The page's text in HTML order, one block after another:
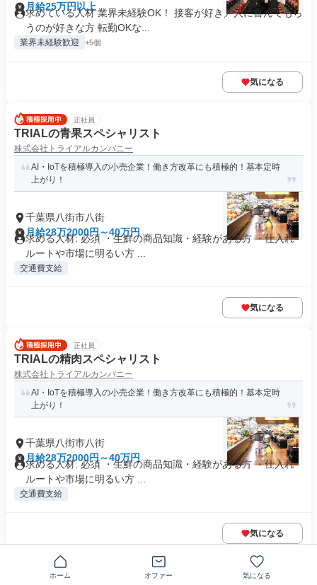
月給25万円以上
求めている人材 業界未経験OK！ 接客が好き／人に喜んでもら
うのが好きな方 転勤OKな...
業界未経験歓迎 +5個
気になる
正社員
TRIALの青果スペシャリスト
株式会社トライアルカンパニー
AI・IoTを積極導入の小売企業！働き方改革にも積極的！基本定時
上がり！
千葉県八街市八街
月給28万2000円～40万円
求める人材: 必須 ・生鮮の商品知識・経験がある方 ・仕入れ
ルートや市場に明るい方 ...
交通費支給
気になる
正社員
TRIALの精肉スペシャリスト
株式会社トライアルカンパニー
AI・IoTを積極導入の小売企業！働き方改革にも積極的！基本定時
上がり！
千葉県八街市八街
月給28万2000円～40万円
求める人材: 必須 ・生鮮の商品知識・経験がある方 ・仕入れ
ルートや市場に明るい方 ...
交通費支給
気になる
ホーム オファー 気になる